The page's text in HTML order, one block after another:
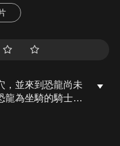
，並來到恐龍尚未
龍為坐騎的騎士國